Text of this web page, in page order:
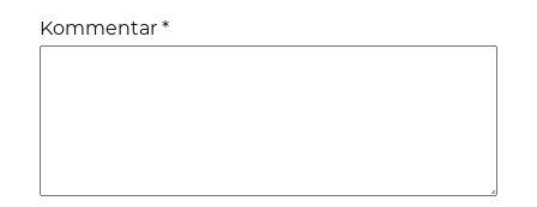
Kommentar *